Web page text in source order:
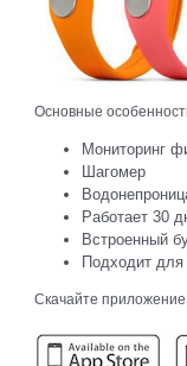
Основные
Мониторинг
Шагомер
Работает 30
Встроенный
Подходит
Скачайте приложение